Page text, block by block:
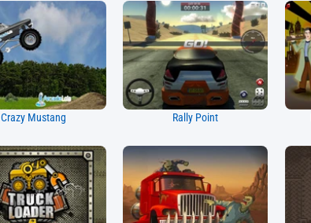
Crazy Mustang Rally Point